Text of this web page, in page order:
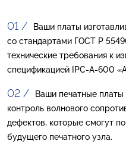
Ваши платы
со стандартами ГОСТ Р
технические требования к
спецификацией IPC-A-600
Ваши печатные платы
контроль волнового
дефектов, которые смогут
будущего печатного узла.